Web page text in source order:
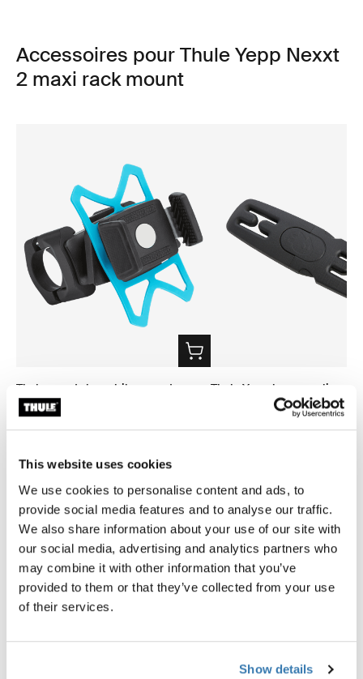
This website uses cookies
We use cookies to personalise content and ads, to
provide social media features and to analyse our traffic.
We also share information about your use of our site with
our social media, advertising and analytics partners who
may combine it with other information that you’ve
provided to them or that they’ve collected from your use
of their services.
Show details
Accessoires pour Thule Yepp Nexxt
2 maxi rack mount
Thule smartphone bike mount
fixation de guidon smartphone noire
39,95 €
Thule Yepp harness clip
clip harnais noir
9,95 €
Toggle overview
Description du produit
Toutes les caractéristiques